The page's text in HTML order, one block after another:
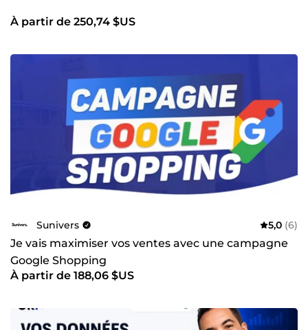
À partir de 250,74 $US
Sunivers 5,0 (6)
Je vais maximiser vos ventes avec une campagne
Google Shopping
À partir de 188,06 $US